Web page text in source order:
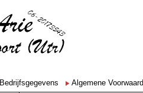
Bedrijfsgegevens Algemene